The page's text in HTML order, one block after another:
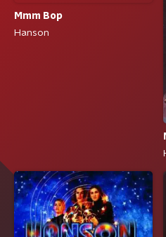
Mmm Bop
Hanson